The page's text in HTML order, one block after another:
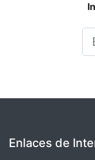
Enlaces de